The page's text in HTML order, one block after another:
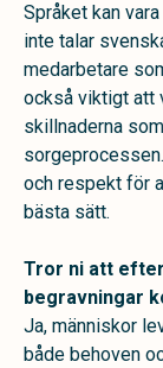
Språket kan
inte talar
medarbetare
också viktigt att
skillnaderna
och respekt för
bästa sätt.
Tror ni att
begravningar
Ja, människor
både behoven